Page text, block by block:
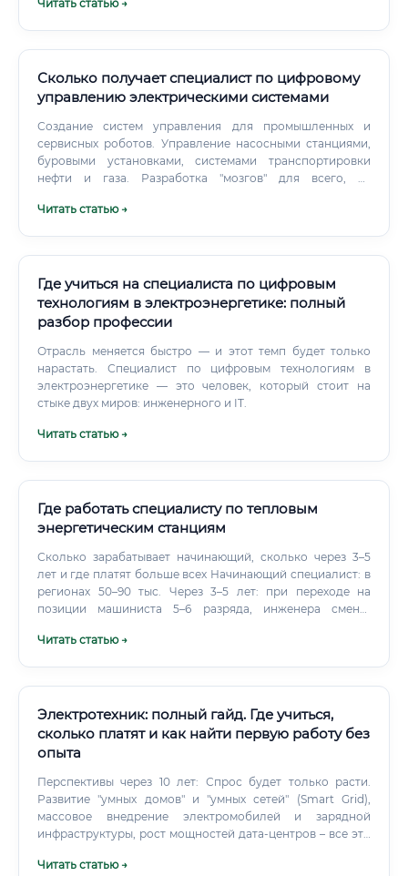
Читать статью →
Сколько получает специалист по цифровому
управлению электрическими системами
Создание систем управления для промышленных и
сервисных роботов. Управление насосными станциями,
буровыми установками, системами транспортировки
нефти и газа. Разработка "мозгов" для всего, от
измерительного оборудования.
Читать статью →
Где учиться на специалиста по цифровым
технологиям в электроэнергетике: полный
разбор профессии
Отрасль меняется быстро — и этот темп будет только
нарастать. Специалист по цифровым технологиям в
электроэнергетике — это человек, который стоит на
стыке двух миров: инженерного и IT.
Читать статью →
Где работать специалисту по тепловым
энергетическим станциям
Сколько зарабатывает начинающий, сколько через 3–5
лет и где платят больше всех Начинающий специалист: в
регионах 50–90 тыс. Через 3–5 лет: при переходе на
позиции машиниста 5–6 разряда, инженера смены,
180 тыс.
Читать статью →
Электротехник: полный гайд. Где учиться,
сколько платят и как найти первую работу без
опыта
Перспективы через 10 лет: Спрос будет только расти.
Развитие "умных домов" и "умных сетей" (Smart Grid),
массовое внедрение электромобилей и зарядной
инфраструктуры, рост мощностей дата-центров – все эти
электротехников, требуя от них новых компетенций.
Читать статью →